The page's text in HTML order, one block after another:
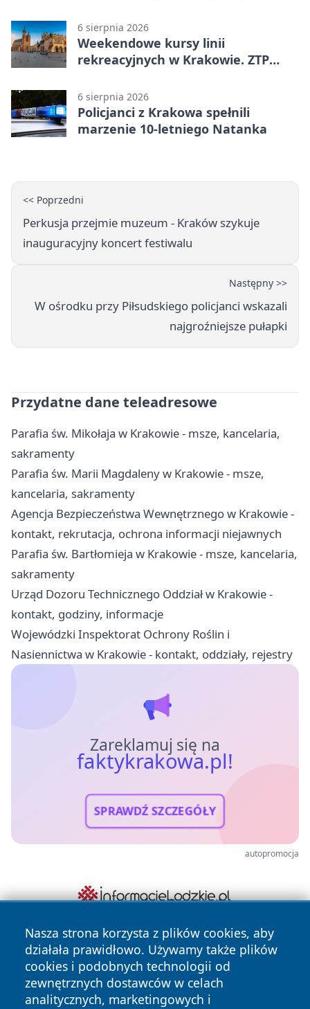
6 sierpnia 2026
Weekendowe kursy linii
rekreacyjnych w Krakowie. ZTP
6 sierpnia 2026
Policjanci z Krakowa spełnili
marzenie 10-letniego Natanka
<< Poprzedni
Perkusja przejmie muzeum - Kraków szykuje
inauguracyjny koncert festiwalu
Następny >>
W ośrodku przy Piłsudskiego policjanci wskazali
najgroźniejsze pułapki
Przydatne dane teleadresowe
Parafia św. Mikołaja w Krakowie - msze, kancelaria,
sakramenty
Parafia św. Marii Magdaleny w Krakowie - msze,
kancelaria, sakramenty
Agencja Bezpieczeństwa Wewnętrznego w Krakowie -
kontakt, rekrutacja, ochrona informacji niejawnych
Parafia św. Bartłomieja w Krakowie - msze, kancelaria,
sakramenty
Urząd Dozoru Technicznego Oddział w Krakowie -
kontakt, godziny, informacje
Wojewódzki Inspektorat Ochrony Roślin i
Nasiennictwa w Krakowie - kontakt, oddziały, rejestry
Zareklamuj się na
faktykrakowa.pl!
SPRAWDŹ SZCZEGÓŁY
autopromocja
Nasza strona korzysta z plików cookies, aby
działała prawidłowo. Używamy także plików
cookies i podobnych technologii od
zewnętrznych dostawców w celach
analitycznych, marketingowych i